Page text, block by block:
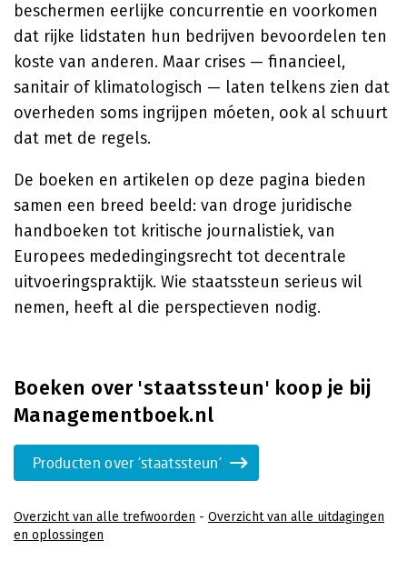
beschermen eerlijke concurrentie en voorkomen
dat rijke lidstaten hun bedrijven bevoordelen ten
koste van anderen. Maar crises — financieel,
sanitair of klimatologisch — laten telkens zien dat
overheden soms ingrijpen móeten, ook al schuurt
dat met de regels.
De boeken en artikelen op deze pagina bieden
samen een breed beeld: van droge juridische
handboeken tot kritische journalistiek, van
Europees mededingingsrecht tot decentrale
uitvoeringspraktijk. Wie staatssteun serieus wil
nemen, heeft al die perspectieven nodig.
Boeken over 'staatssteun' koop je bij
Managementboek.nl
Producten over 'staatssteun'
Overzicht van alle trefwoorden - Overzicht van alle uitdagingen
en oplossingen